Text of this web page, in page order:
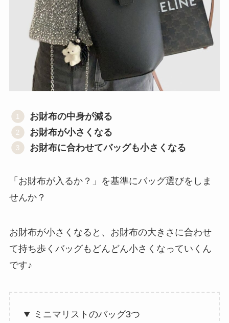
お財布の中身が減る
お財布が小さくなる
お財布に合わせてバッグも小さくなる
「お財布が入るか？」を基準にバッグ選びをしま
せんか？
お財布が小さくなると、お財布の大きさに合わせ
て持ち歩くバッグもどんどん小さくなっていくん
です♪
ミニマリストのバッグ3つ